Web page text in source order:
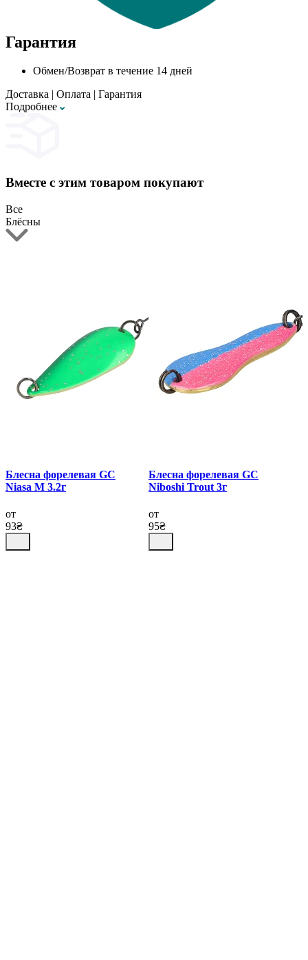
Гарантия
Обмен/Возврат в течение 14 дней
Доставка | Оплата | Гарантия
Подробнее
Вместе с этим товаром покупают
Все
Блёсны
Блесна форелевая GC
Niasa M 3.2г
от
93₴
Блесна форелевая GC
Niboshi Trout 3г
от
95₴